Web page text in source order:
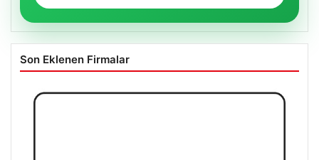
Son Eklenen Firmalar